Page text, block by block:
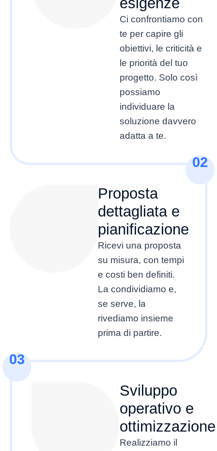
Ci confrontiamo con
te per capire gli
obiettivi, le criticità e
le priorità del tuo
progetto. Solo così
possiamo
individuare la
soluzione davvero
adatta a te.
02
Proposta
dettagliata e
pianificazione
Ricevi una proposta
su misura, con tempi
e costi ben definiti.
La condividiamo e,
se serve, la
rivediamo insieme
prima di partire.
03
Sviluppo
operativo e
ottimizzazione
Realizziamo il